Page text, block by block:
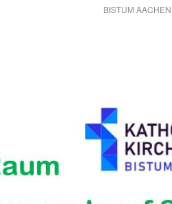
BISTUM AACHEN